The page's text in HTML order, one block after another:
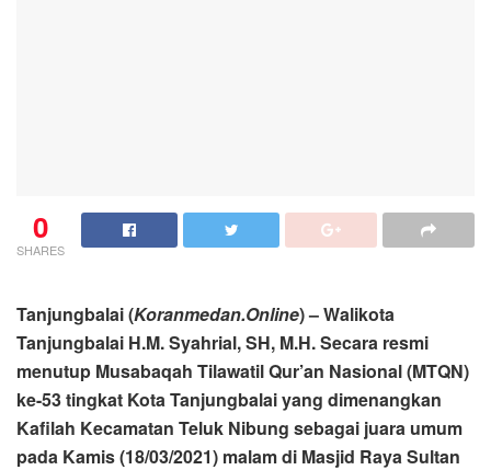
0
SHARES
Tanjungbalai (Koranmedan.Online) – Walikota
Tanjungbalai H.M. Syahrial, SH, M.H. Secara resmi
menutup Musabaqah Tilawatil Qur’an Nasional (MTQN)
ke-53 tingkat Kota Tanjungbalai yang dimenangkan
Kafilah Kecamatan Teluk Nibung sebagai juara umum
pada Kamis (18/03/2021) malam di Masjid Raya Sultan